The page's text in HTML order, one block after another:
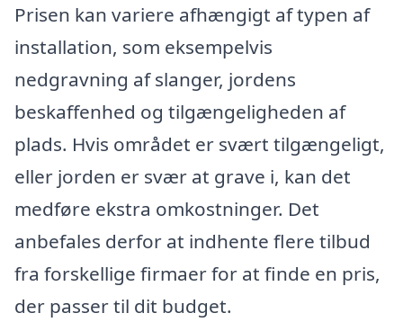
Prisen kan variere afhængigt af typen af
installation, som eksempelvis
nedgravning af slanger, jordens
beskaffenhed og tilgængeligheden af
plads. Hvis området er svært tilgængeligt,
eller jorden er svær at grave i, kan det
medføre ekstra omkostninger. Det
anbefales derfor at indhente flere tilbud
fra forskellige firmaer for at finde en pris,
der passer til dit budget.